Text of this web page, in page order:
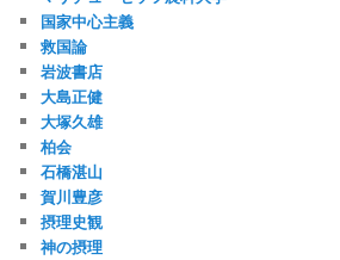
国家中心主義
救国論
岩波書店
大島正健
大塚久雄
柏会
石橋湛山
賀川豊彦
摂理史観
神の摂理